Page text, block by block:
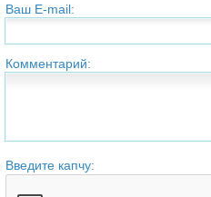
Ваш E-mail:
Комментарий:
Введите капчу: